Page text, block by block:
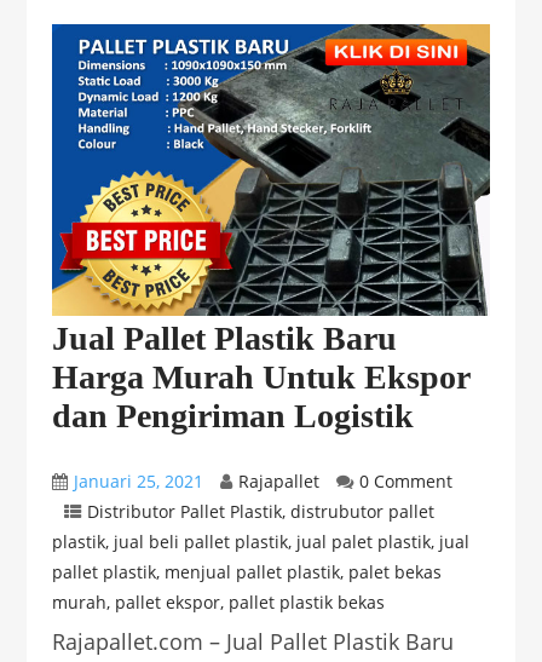
Jual Pallet Plastik Baru
Harga Murah Untuk Ekspor
dan Pengiriman Logistik
Januari 25, 2021 Rajapallet
0 Comment
Distributor Pallet Plastik, distrubutor pallet
plastik, jual beli pallet plastik, jual palet plastik, jual
pallet plastik, menjual pallet plastik, palet bekas
murah, pallet ekspor, pallet plastik bekas
Rajapallet.com – Jual Pallet Plastik Baru